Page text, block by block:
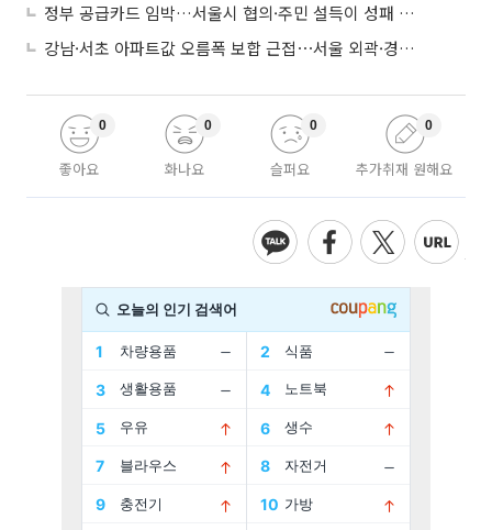
정부 공급카드 임박…서울시 협의·주민 설득이 성패 가른다
강남·서초 아파트값 오름폭 보합 근접⋯서울 외곽·경기 남부 중심 매수세
좋아요
0
화나요
0
슬퍼요
0
추가취재 원해요
0